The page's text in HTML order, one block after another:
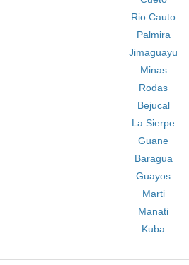
Rio Cauto
Palmira
Jimaguayu
Minas
Rodas
Bejucal
La Sierpe
Guane
Baragua
Guayos
Marti
Manati
Kuba